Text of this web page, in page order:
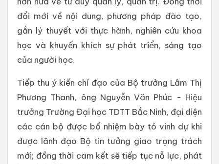
đổi mới về nội dung, phương pháp đào tạo,
gắn lý thuyết với thực hành, nghiên cứu khoa
học và khuyến khích sự phát triển, sáng tạo
của người học.
Tiếp thu ý kiến chỉ đạo của Bộ trưởng Lâm Thị
Phương Thanh, ông Nguyễn Văn Phúc - Hiệu
trưởng Trường Đại học TDTT Bắc Ninh, đại diện
các cán bộ được bổ nhiệm bày tỏ vinh dự khi
được lãnh đạo Bộ tin tưởng giao trọng trách
mới; đồng thời cam kết sẽ tiếp tục nỗ lực, phát